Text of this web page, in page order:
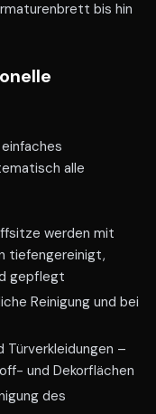
bis hin
alle
werden mit
tiefengereinigt,
gepflegt
Reinigung und bei
–
und Dekorflächen
des